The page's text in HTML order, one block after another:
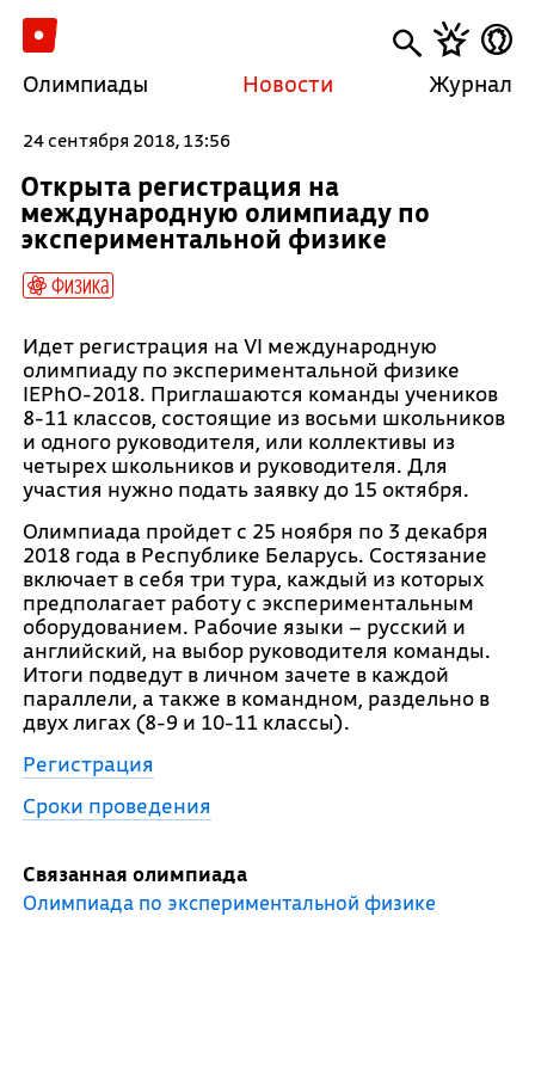
Олимпиады Новости Журнал
24 сентября 2018, 13:56
Открыта регистрация на
международную олимпиаду по
экспериментальной физике
Физика
Идет регистрация на VI международную
олимпиаду по экспериментальной физике
IEPhO-2018. Приглашаются команды учеников
8-11 классов, состоящие из восьми школьников
и одного руководителя, или коллективы из
четырех школьников и руководителя. Для
участия нужно подать заявку до 15 октября.
Олимпиада пройдет с 25 ноября по 3 декабря
2018 года в Республике Беларусь. Состязание
включает в себя три тура, каждый из которых
предполагает работу с экспериментальным
оборудованием. Рабочие языки – русский и
английский, на выбор руководителя команды.
Итоги подведут в личном зачете в каждой
параллели, а также в командном, раздельно в
двух лигах (8-9 и 10-11 классы).
Регистрация
Сроки проведения
Связанная олимпиада
Олимпиада по экспериментальной физике